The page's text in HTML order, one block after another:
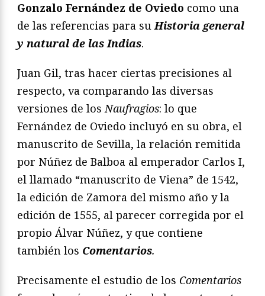
Gonzalo Fernández de Oviedo como una
de las referencias para suHistoria general
y natural de las Indias.
Juan Gil, tras hacer ciertas precisiones al
respecto, va comparando las diversas
versiones de losNaufragios: lo que
Fernández de Oviedo incluyó en su obra, el
manuscrito de Sevilla, la relación remitida
por Núñez de Balboa al emperador Carlos I,
el llamado “manuscrito de Viena” de 1542,
la edición de Zamora del mismo año y la
edición de 1555, al parecer corregida por el
propio Álvar Núñez, y que contiene
también los Comentarios.
Precisamente el estudio de los Comentarios